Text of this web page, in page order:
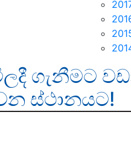
ගැනීමට
ස්ථානයට!